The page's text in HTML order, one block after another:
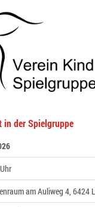
in der Spielgruppe
am Auliweg 4, 6424